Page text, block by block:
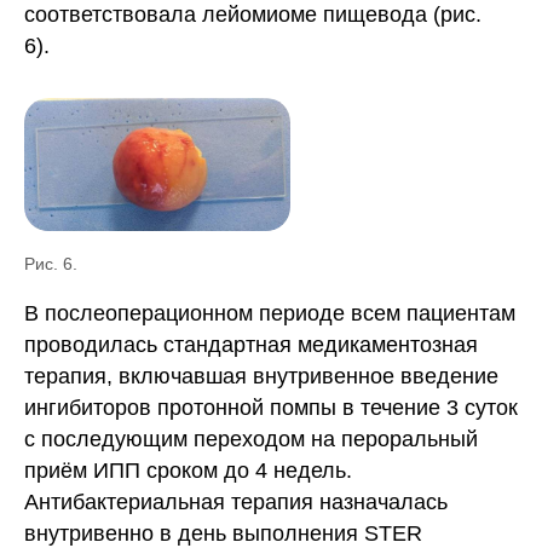
соответствовала лейомиоме пищевода (рис.
6).
Рис. 6.
В послеоперационном периоде всем пациентам
проводилась стандартная медикаментозная
терапия, включавшая внутривенное введение
ингибиторов протонной помпы в течение 3 суток
с последующим переходом на пероральный
приём ИПП сроком до 4 недель.
Антибактериальная терапия назначалась
внутривенно в день выполнения STER